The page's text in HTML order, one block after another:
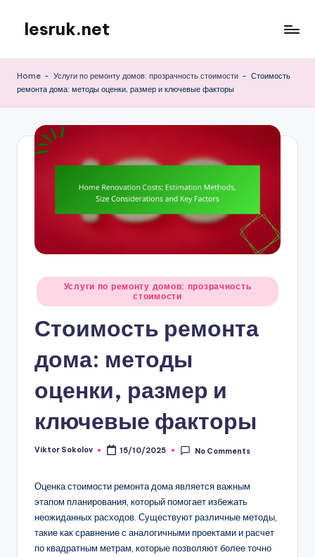
content
lesruk.net
Home - Услуги по ремонту домов: прозрачность стоимости - Стоимость
ремонта дома: методы оценки, размер и ключевые факторы
Posted
in
Услуги по ремонту домов: прозрачность
стоимости
Стоимость ремонта
дома: методы
оценки, размер и
ключевые факторы
Posted
Viktor Sokolov 15/10/2025 No Comments
Оценка стоимости ремонта дома является важным
этапом планирования, который помогает избежать
неожиданных расходов. Существуют различные методы,
такие как сравнение с аналогичными проектами и расчет
по квадратным метрам, которые позволяют более точно